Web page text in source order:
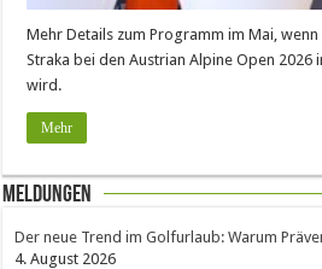
Mehr Details zum Programm im Mai,
Straka bei den Austrian Alpine Open 2026
wird.
Mehr
Meldungen
Der neue Trend im Golfurlaub: Warum
4. August 2026